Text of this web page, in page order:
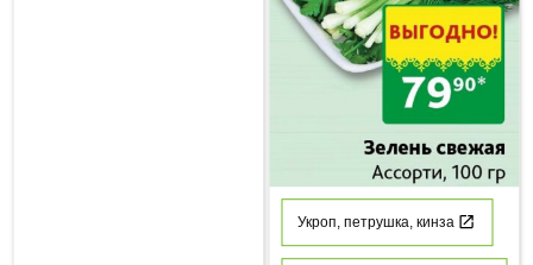
Укроп, петрушка, кинза